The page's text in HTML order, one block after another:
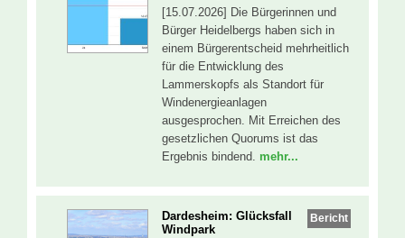
[15.07.2026] Die Bürgerinnen und
Bürger Heidelbergs haben sich in
einem Bürgerentscheid mehrheitlich
für die Entwicklung des
Lammerskopfs als Standort für
Windenergieanlagen
ausgesprochen. Mit Erreichen des
gesetzlichen Quorums ist das
Ergebnis bindend. mehr...
Bericht
Dardesheim: Glücksfall
Windpark